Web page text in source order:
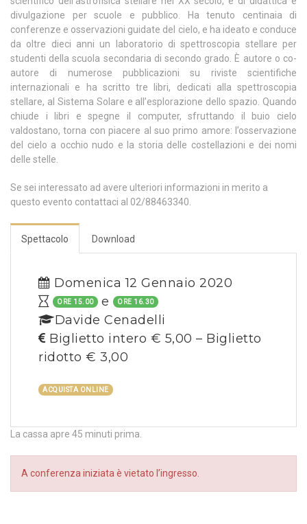
divulgazione per scuole e pubblico. Ha tenuto centinaia di
conferenze e osservazioni guidate del cielo, e ha ideato e conduce
da oltre dieci anni un laboratorio di spettroscopia stellare per
studenti della scuola secondaria di secondo grado. È autore o co-
autore di numerose pubblicazioni su riviste scientifiche
internazionali e ha scritto tre libri, dedicati alla spettroscopia
stellare, al Sistema Solare e all’esplorazione dello spazio. Quando
chiude i libri e spegne il computer, sfruttando il buio cielo
valdostano, torna con piacere al suo primo amore: l’osservazione
del cielo a occhio nudo e la storia delle costellazioni e dei nomi
delle stelle.
Se sei interessato ad avere ulteriori informazioni in merito a
questo evento contattaci al 02/88463340.
Spettacolo Download
Domenica 12 Gennaio 2020
ORE 15.00 e ORE 16.30
Davide Cenadelli
Biglietto intero € 5,00 – Biglietto
ridotto € 3,00
ACQUISTA ONLINE
La cassa apre 45 minuti prima.
A conferenza iniziata è vietato l’ingresso.